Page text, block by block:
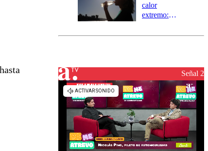
calor
extremo:
activa Alerta
Señal 2